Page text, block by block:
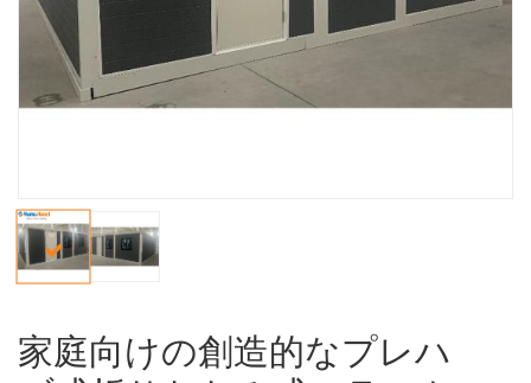
家庭向けの創造的なプレハ